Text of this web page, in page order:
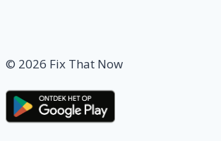
© 2026 Fix That Now